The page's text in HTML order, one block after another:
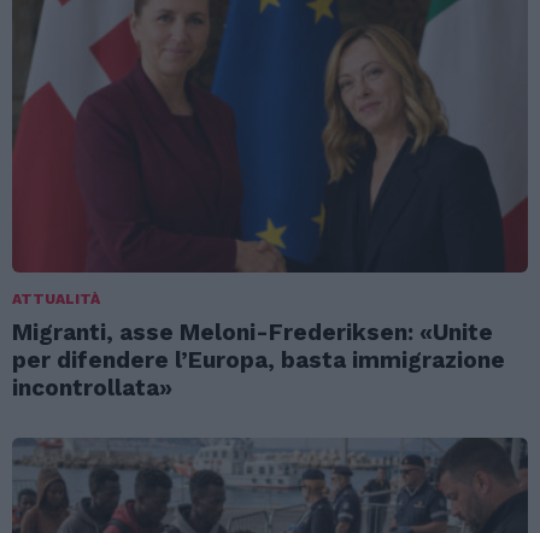
ATTUALITÀ
Migranti, asse Meloni-Frederiksen: «Unite
per difendere l’Europa, basta immigrazione
incontrollata»